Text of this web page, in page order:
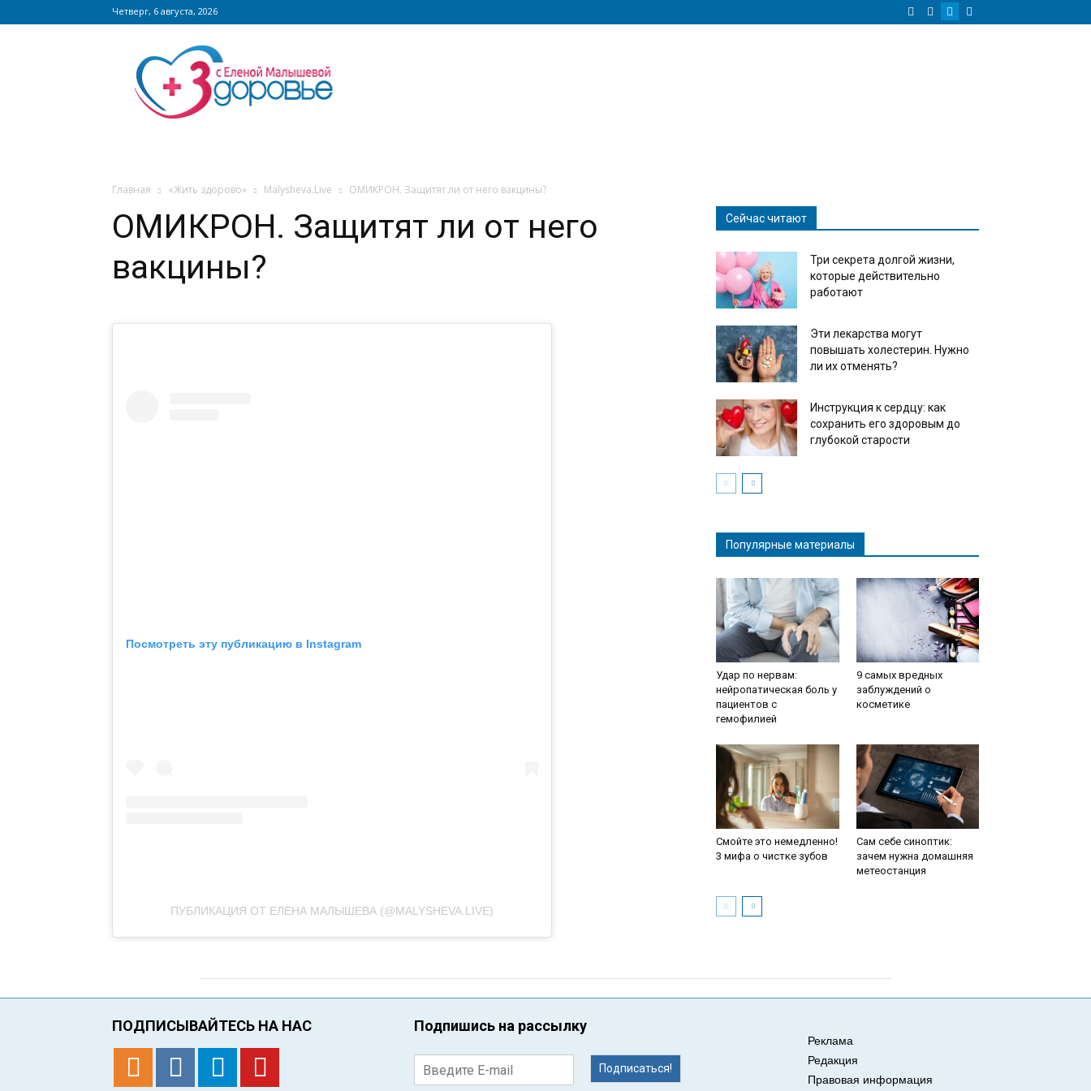
Четверг, 6 августа, 2026
Сайт
zdorovieinfo.ru
крупнейший
медицинский
Главная «Жить здорово» Malysheva.Live ОМИКРОН. Защитят ли от него вакцины?
ОМИКРОН. Защитят ли от него
вакцины?
Посмотреть эту публикацию в Instagram
ПУБЛИКАЦИЯ ОТ ЕЛЕНА МАЛЫШЕВА (@MALYSHEVA.LIVE)
Сейчас читают
Три секрета долгой жизни,
которые действительно
работают
Эти лекарства могут
повышать холестерин. Нужно
ли их отменять?
Инструкция к сердцу: как
сохранить его здоровым до
глубокой старости
Популярные материалы
Удар по нервам:
нейропатическая боль у
пациентов с
гемофилией
9 самых вредных
заблуждений о
косметике
Смойте это немедленно!
3 мифа о чистке зубов
Сам себе синоптик:
зачем нужна домашняя
метеостанция
ПОДПИСЫВАЙТЕСЬ НА НАС Подпишись на рассылку
Подписаться!
Реклама
Редакция
Правовая информация